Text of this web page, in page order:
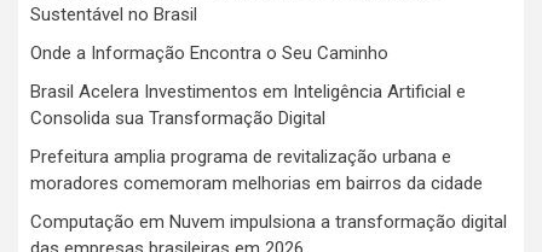
Sustentável no Brasil
Onde a Informação Encontra o Seu Caminho
Brasil Acelera Investimentos em Inteligência Artificial e
Consolida sua Transformação Digital
Prefeitura amplia programa de revitalização urbana e
moradores comemoram melhorias em bairros da cidade
Computação em Nuvem impulsiona a transformação digital